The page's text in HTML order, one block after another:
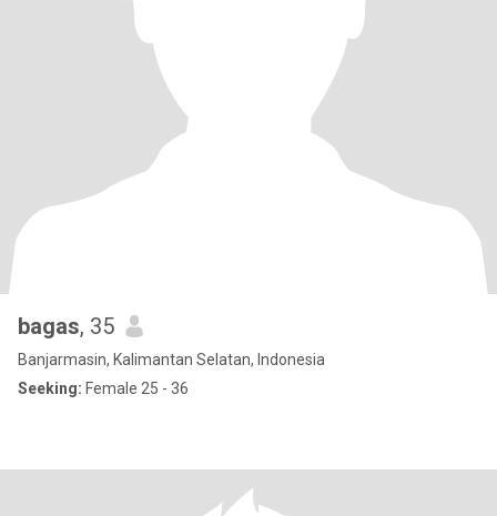
bagas, 35
Banjarmasin, Kalimantan Selatan, Indonesia
Seeking: Female 25 - 36